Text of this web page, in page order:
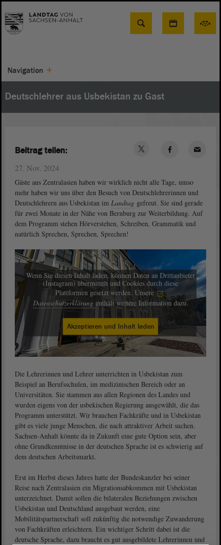
Suche
Navigation
Deutschlehrer aus Usbekistan zu Gast
27. Nov. 2024
Gäste aus Zentralasien haben wir wirklich nicht alle Tage, umso
mehr haben wir uns über den Besuch von Deutschlehrerinnen und
Deutschlehrern aus Usbekistan im Landtag gefreut. Sie sind gerade
für zwei Monate in der Nähe von Bernburg zur Weiterbildung. Auf
dem Programm stehen Hörverstehen, Schreiben, Grammatik und
natürlich Sprechen, Sprechen, Sprechen!
Wenn Sie diesen Inhalt laden, können Daten an Drittanbieter
(Instagram) übermittelt und Cookies durch diese
Plattformen gesetzt werden. Unsere
Datenschutzerklärung enthält weitere Information dazu.
Akzeptieren und Inhalt laden
Die Lehrerinnen und Lehrer unterrichten in Usbekistan zum
Beispiel an Berufsschulen, im medizinischen Bereich oder an
Universitäten. Sie stammen aus allen Regionen des Landes und
wurden eigens von der usbekischen Regierung ausgewählt, die das
Programm unterstützt. Wir brauchen Fachkräfte und in Usbekistan
gibt es viele junge Menschen, die nach attraktiver Arbeit suchen.
Sachsen-Anhalt könnte da in Zukunft eine gute Option sein, aber
ohne Grundkenntnisse in der deutschen Sprache ist es schwierig auf
dem deutschen Arbeitsmarkt.
Erst im Herbst dieses Jahres hatte der Bundeskanzler bei seiner
Reise nach Zentralasien ein Migrationsabkommen mit Usbekistan
unterzeichnet. Damit sollen die bilateralen Beziehungen zwischen
Usbekistan und Deutschland ausgebaut werden, eine
Mobilitätspartnerschaft soll zukünftig die notwendige Zuwanderung
von Fachkräften erleichtern. Ein wichtiger Schritt dabei ist die
deutsche Sprache, dazu braucht es gut ausgebildete Lehrerinnen und
Beitrag teilen: